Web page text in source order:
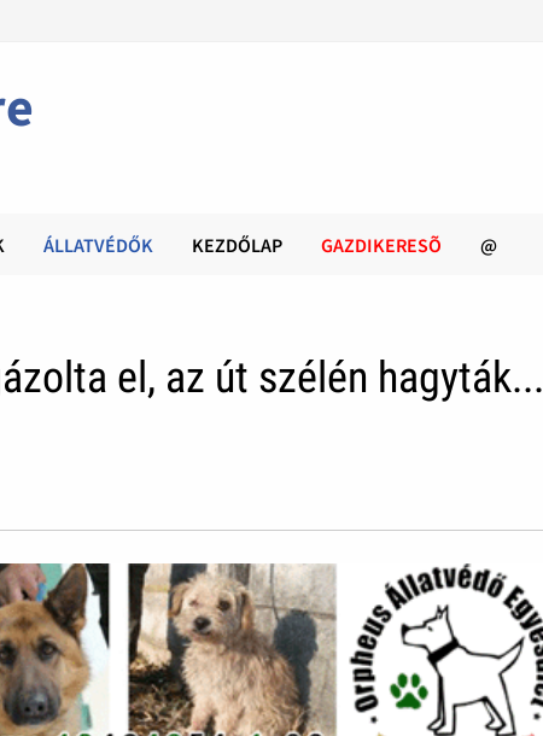
ÁLLATVÉDŐK KEZDŐLAP GAZDIKERESÕ @
el, az út szélén hagyták...